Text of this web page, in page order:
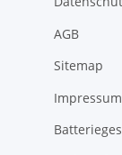
AGB
Sitemap
Impressum